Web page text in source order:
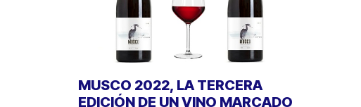
MUSCO 2022, LA TERCERA
EDICIÓN DE UN VINO MARCADO